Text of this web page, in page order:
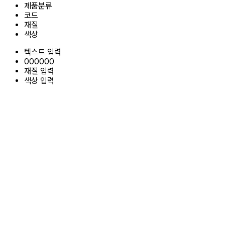
제품분류
코드
재질
색상
텍스트 입력
000000
재질 입력
색상 입력